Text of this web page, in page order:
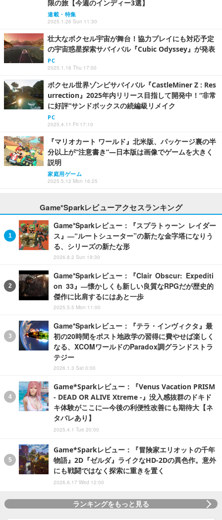
限の旅【今週のインディー3選】
連載・特集
2025.1.26 Sun 11:30
壮大なボクセル宇宙が舞台！協力プレイにも対応予定
の宇宙惑星探索サバイバル『Cubic Odyssey』が発表
PC
2025.1.16 Thu 17:00
ボクセル世界ゾンビサバイバル『CastleMiner Z : Res
urrection』2025年内リリース目指して開発中！“非常
に好評”サンドボックスの続編級リメイク
PC
2025.4.11 Fri 17:10
『マリオカート ワールド』北米版、パッケージ裏の半
分以上が“注意書き”―日本版は画像でゲームを大きく
説明
家庭用ゲーム
2025.5.12 Mon 16:25
Game*Sparkレビューアクセスランキング
Game*Sparkレビュー：『スプラトゥーン レイダー
ス』―“ルートシューター”の新たな金字塔になりう
る、シリーズの新たな形
2026.8.2 Sun 19:30
Game*Sparkレビュー：『Clair Obscur: Expediti
on 33』―懐かしくも新しい良質なRPGだが歴史的
傑作に比肩するにはあと一歩
2025.5.5 Mon 11:00
Game*Sparkレビュー：『テラ・インヴィクタ』最
初の20時間をポスト地政学の習得に費やせば楽しく
なる、XCOMワールドのParadox調グランドストラ
テジー
2026.1.3 Sat 0:00
Game*Sparkレビュー：『Venus Vacation PRISM
- DEAD OR ALIVE Xtreme -』没入感抜群のドキド
キ体験がここに―今後の利便性改善にも期待大【ネ
タバレあり】
2025.4.1 Tue 20:00
Game*Sparkレビュー：『冒険家エリオットの千年
物語』2D『ゼルダ』ライクなHD-2Dの異色作。意外
にも戦闘ではなく探索に重きを置く
2026.6.17 Wed 12:00
ランキングをもっと見る